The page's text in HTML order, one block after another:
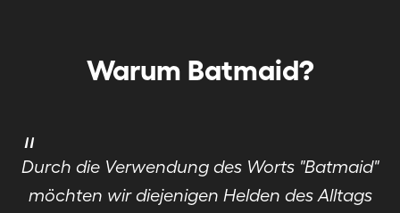
Warum Batmaid?
"
Durch die Verwendung des Worts "Batmaid"
möchten wir diejenigen Helden des Alltags